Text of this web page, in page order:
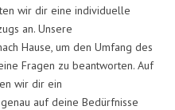
wir dir eine individuelle
an. Unsere
Hause, um den Umfang des
Fragen zu beantworten. Auf
wir dir ein
auf deine Bedürfnisse